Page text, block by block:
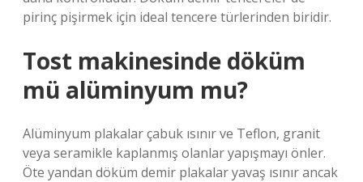
pirinç pişirmek için ideal tencere türlerinden biridir.
Tost makinesinde döküm
mü alüminyum mu?
Alüminyum plakalar çabuk ısınır ve Teflon, granit
veya seramikle kaplanmış olanlar yapışmayı önler.
Öte yandan döküm demir plakalar yavaş ısınır ancak